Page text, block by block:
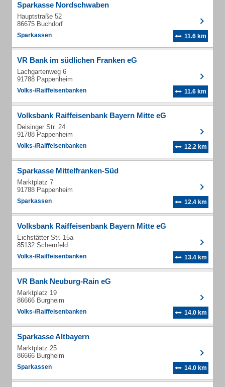
Sparkasse Nordschwaben
Hauptstraße 52
86675 Buchdorf
Sparkassen 11.6 km
VR Bank im südlichen Franken eG
Lachgartenweg 6
91788 Pappenheim
Volks-/Raiffeisenbanken 11.6 km
Volksbank Raiffeisenbank Bayern Mitte eG
Deisinger Str. 24
91788 Pappenheim
Volks-/Raiffeisenbanken 12.2 km
Sparkasse Mittelfranken-Süd
Marktplatz 7
91788 Pappenheim
Sparkassen 12.4 km
Volksbank Raiffeisenbank Bayern Mitte eG
Eichstätter Str. 15a
85132 Schernfeld
Volks-/Raiffeisenbanken 13.4 km
VR Bank Neuburg-Rain eG
Marktplatz 19
86666 Burgheim
Volks-/Raiffeisenbanken 14.0 km
Sparkasse Altbayern
Marktplatz 25
86666 Burgheim
Sparkassen 14.0 km